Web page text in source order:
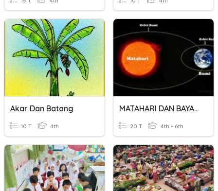
Akar Dan Batang
10 T 4th
MATAHARI DAN BAYANG - BAYANG - TAHUN 5
20 T 4th - 6th